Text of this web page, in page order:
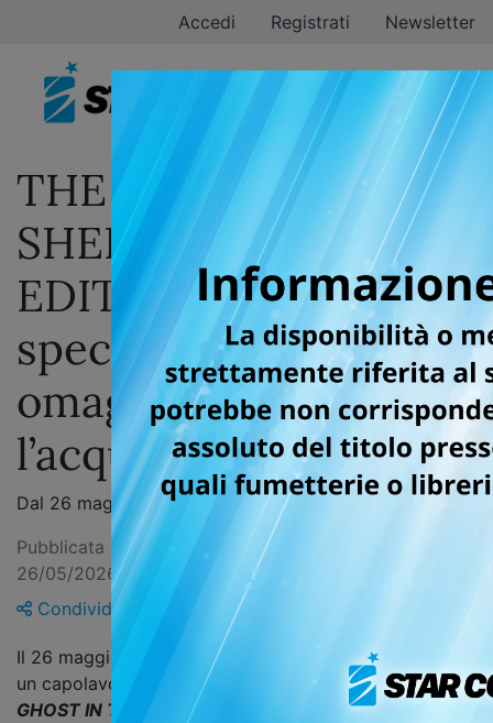
Accedi Registrati Newsletter
THE GHOST IN THE
SHELL OMNIBUS
EDITION: una
speciale stampa in
omaggio con
l’acquisto del volume
Dal 26 maggio solo in fumetteria
Pubblicata il 26/05/2026 — Ultimo aggiornamento
26/05/2026
Condividi
Il 26 maggio torna in fumetteria, libreria e store online
un capolavoro assoluto del manga e del cinema:THE
GHOST IN THE SHELL
, e lo fa con una imperdibile